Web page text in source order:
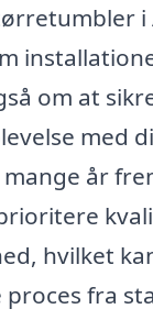
i
om at
med
år
hvilket
fra